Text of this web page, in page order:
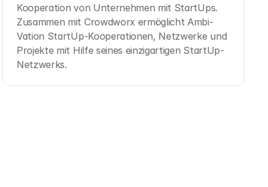
Kooperation von Unternehmen mit StartUps.
Zusammen mit Crowdworx ermöglicht Ambi-
Vation StartUp-Kooperationen, Netzwerke und
Projekte mit Hilfe seines einzigartigen StartUp-
Netzwerks.